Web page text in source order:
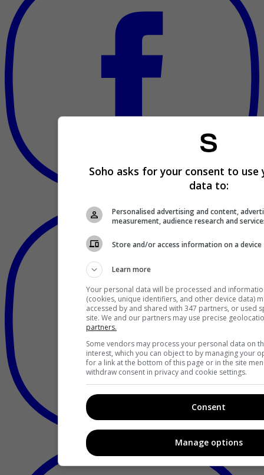
Soho asks for your consent to use
data to:
Personalised advertising and content,
measurement, audience research and
Store and/or access information on a device
Learn more
Your personal data will be processed and
(cookies, unique identifiers, and other device data)
accessed by and shared with 347 partners, or used
site. We and our partners may use precise
partners.
Some vendors may process your personal data on
interest, which you can object to by managing your
for a link at the bottom of this page or in the site
withdraw consent in privacy and cookie settings.
Consent
Manage options